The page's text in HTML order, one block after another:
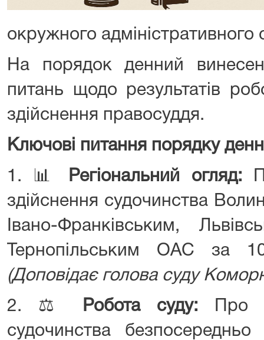
окружного адміністративного
На порядок денний
питань щодо результатів
здійснення правосуддя.
Ключові питання порядку
1. 📊
Регіональний огляд:
здійснення судочинства
Івано-Франківським,
Тернопільським ОАС за
(Доповідає голова суду
2. ⚖️
Робота суду: Про
судочинства